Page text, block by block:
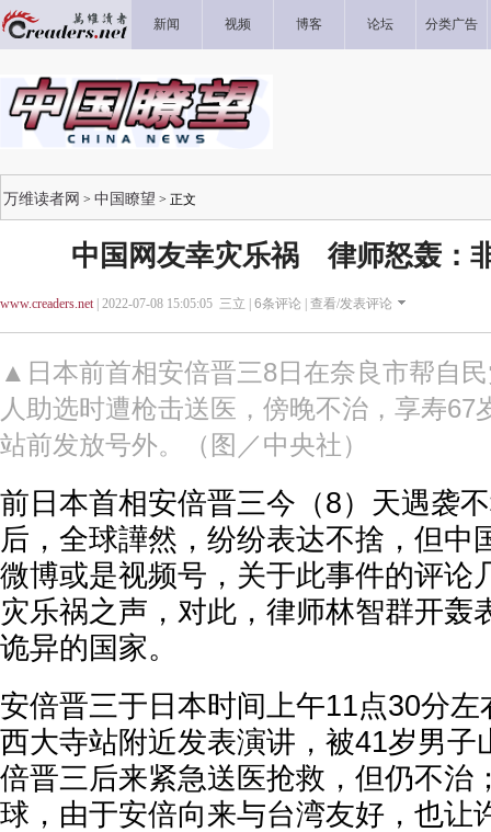
新闻 视频 博客 论坛 分类广告
万维读者网 > 中国瞭望 > 正文
中国网友幸灾乐祸 律师怒轰：
www.creaders.net| 2022-07-08 15:05:05 三立 | 6条评论 | 查看/发表评论
▲日本前首相安倍晋三8日在奈良市帮自
人助选时遭枪击送医，傍晚不治，享寿67
站前发放号外。（图／中央社）
前日本首相安倍晋三今（8）天遇袭
后，全球譁然，纷纷表达不捨，但中
微博或是视频号，关于此事件的评论
灾乐祸之声，对此，律师林智群开轰
诡异的国家。
安倍晋三于日本时间上午11点30分
西大寺站附近发表演讲，被41岁男子
倍晋三后来紧急送医抢救，但仍不治
球，由于安倍向来与台湾友好，也让